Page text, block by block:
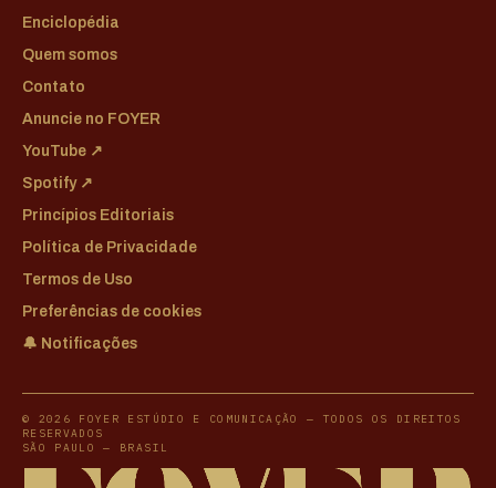
Enciclopédia
Quem somos
Contato
Anuncie no FOYER
YouTube ↗
Spotify ↗
Princípios Editoriais
Política de Privacidade
Termos de Uso
Preferências de cookies
🔔 Notificações
© 2026 FOYER ESTÚDIO E COMUNICAÇÃO — TODOS OS DIREITOS
RESERVADOS
SÃO PAULO — BRASIL